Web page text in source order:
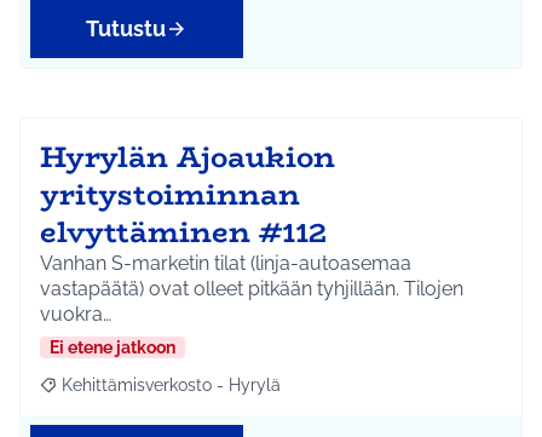
Tutustu
Hyrylän Ajoaukion
yritystoiminnan
elvyttäminen #112
Vanhan S-marketin tilat (linja-autoasemaa
vastapäätä) ovat olleet pitkään tyhjillään. Tilojen
vuokra…
Ei etene jatkoon
Rajaa tulokset aihepiirin mukaan: Kehittämisverkosto - Hyrylä
Kehittämisverkosto - Hyrylä